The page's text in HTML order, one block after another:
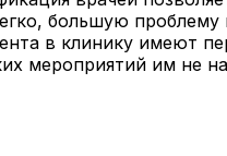
большую проблему
в клинику имеют
мероприятий им не